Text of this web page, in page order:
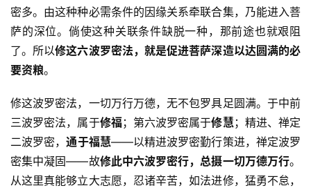
密多。由这种种必需条件的因缘关系牵联合集，乃能进入菩
萨的深位。倘使这种关联条件缺脱一种，那前途也就艰阻
了。所以修这六波罗密法，就是促进菩萨深造以达圆满的必
要资粮。
修这波罗密法，一切万行万德，无不包罗具足圆满。于中前
三波罗密法，属于修福；第六波罗密属于修慧 ；精进、禅定
二波罗密，通于福慧——以精进波罗密勤行策进，禅定波罗
密集中凝固——故修此中六波罗密行，总摄一切万德万行。
从这里真能够立大志愿，忍诸辛苦，如法进修，猛勇不怠，